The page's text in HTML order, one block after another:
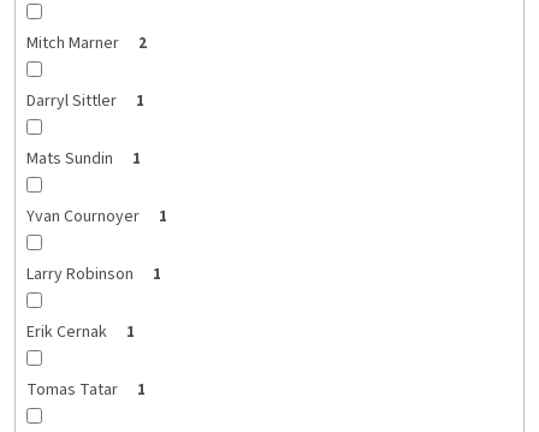
Mitch Marner 2
Darryl Sittler 1
Mats Sundin 1
Yvan Cournoyer 1
Larry Robinson 1
Erik Cernak 1
Tomas Tatar 1